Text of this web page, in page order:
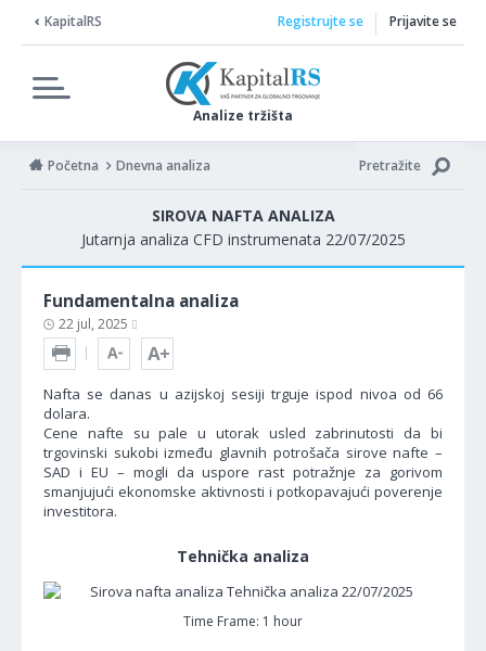
KapitalRS
Analize tržišta
Registrujte se Prijavite se
Početna Dnevna analiza Pretražite
SIROVA NAFTA ANALIZA
Jutarnja analiza CFD instrumenata 22/07/2025
Fundamentalna analiza
22 jul, 2025
Nafta se danas u azijskoj sesiji trguje ispod nivoa od 66
dolara.
Cene nafte su pale u utorak usled zabrinutosti da bi
trgovinski sukobi između glavnih potrošača sirove nafte –
SAD i EU – mogli da uspore rast potražnje za gorivom
smanjujući ekonomske aktivnosti i potkopavajući poverenje
investitora.
Tehnička analiza
Time Frame: 1 hour